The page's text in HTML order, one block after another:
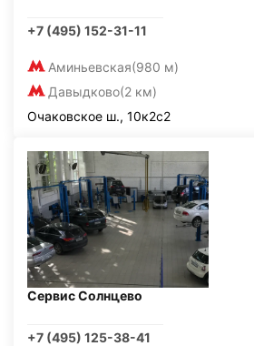
+7 (495) 152-31-11
Аминьевская(980 м)
Давыдково(2 км)
Очаковское ш., 10к2с2
Сервис Солнцево
+7 (495) 125-38-41